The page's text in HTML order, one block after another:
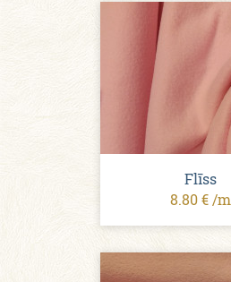
Flīss
8.80 € /m